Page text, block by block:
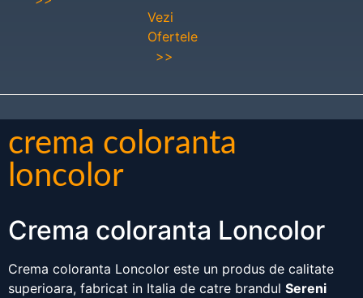
Vezi
Ofertele
>>
crema coloranta
loncolor
Crema coloranta Loncolor
Crema coloranta Loncolor este un produs de calitate
superioara, fabricat in Italia de catre brandul Sereni